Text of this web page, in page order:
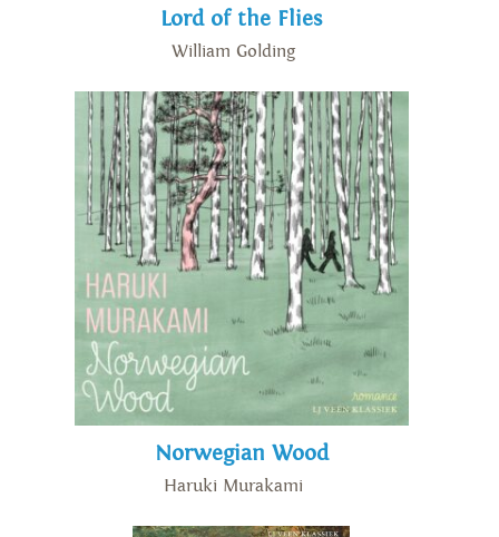
Lord of the Flies
William Golding
Norwegian Wood
Haruki Murakami